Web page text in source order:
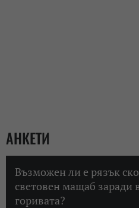
АНКЕТИ
Възможен ли е рязък
световен мащаб заради
горивата?